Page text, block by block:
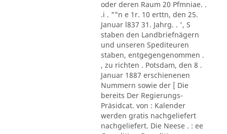
oder deren Raum 20 Pfmniae. .
.i . ""n e 1r. 10 erttn, den 25.
Januar l837 31. Jahrg. . ', S
staben den Landbriefnägern
und unseren Spediteuren
staben, entgegengenommen .
, zu richten . Potsdam, den 8 .
Januar 1887 erschienenen
Nummern sowie der [ Die
bereits Der Regierungs-
Präsidcat. von : Kalender
werden gratis nachgeliefert
nachgeliefert. Die Neese . : ee